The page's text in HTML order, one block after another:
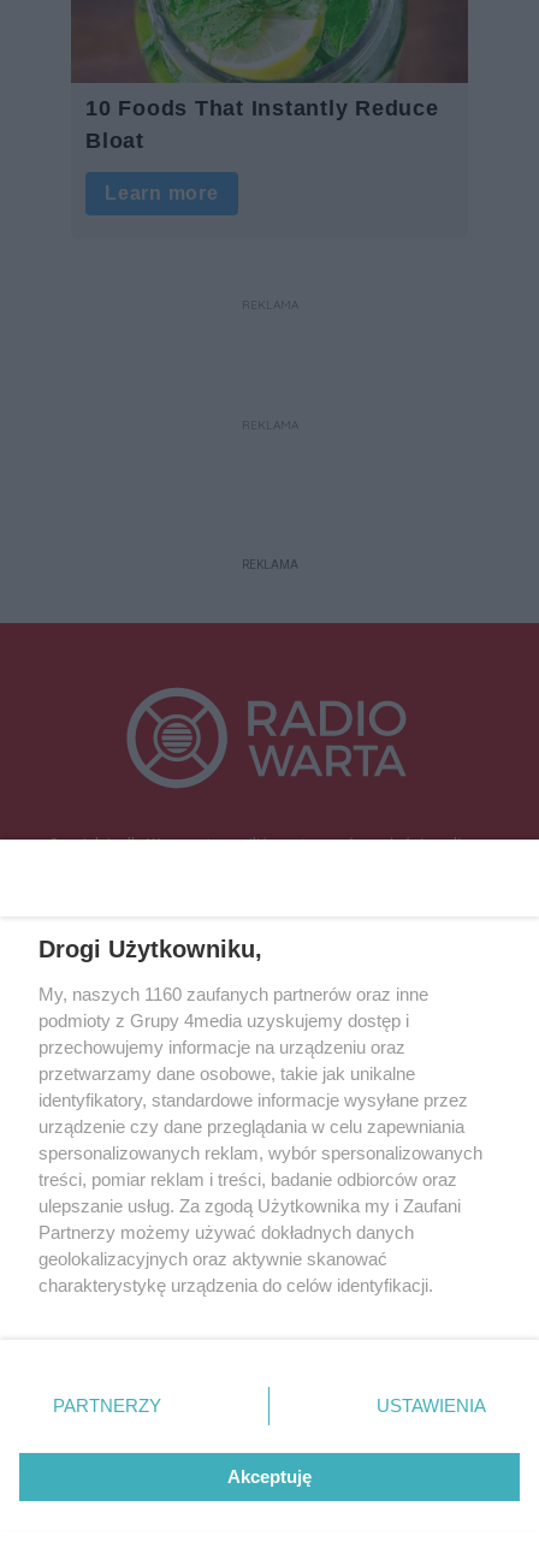
REKLAMA
REKLAMA
REKLAMA
Specjalnie dla Was postanowiliśmy stworzyć rozgłośnię radiową
Śrem, Jarocin, Gniezno, Ostrów Wlkp.).
Kontakt Reklama Patronat
Dane firmowe
Regulamin serwisu i ogłoszeń drobnych
Regulamin konkursów
Polityka prywatności
Przetwarzanie danych osobowych
Zapisz się do newslettera
Dołącz do grona ludzi najlepiej poinformowanych!
Zapisz się »
Drogi Użytkowniku,
My, naszych 1160 zaufanych partnerów oraz inne
podmioty z Grupy 4media uzyskujemy dostęp i
przechowujemy informacje na urządzeniu oraz
przetwarzamy dane osobowe, takie jak unikalne
identyfikatory, standardowe informacje wysyłane przez
urządzenie czy dane przeglądania w celu zapewniania
spersonalizowanych reklam, wybór spersonalizowanych
treści, pomiar reklam i treści, badanie odbiorców oraz
ulepszanie usług. Za zgodą Użytkownika my i Zaufani
Partnerzy możemy używać dokładnych danych
geolokalizacyjnych oraz aktywnie skanować
charakterystykę urządzenia do celów identyfikacji.
zmienić/wycofać klikając przycisk ustawień prywatności
znajdujący się w lewym dolnym rogu strony
. Niektóre
użytkownika, ale masz prawo sprzeciwić się takiemu
przetwarzaniu. Preferencje będą miały zastosowania tylko
PARTNERZY USTAWIENIA
Akceptuję